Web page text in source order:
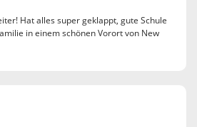
Hat alles super geklappt, gute Schule
in einem schönen Vorort von New